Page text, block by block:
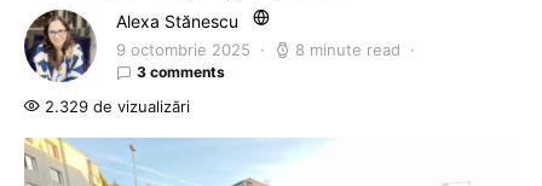
Alexa Stănescu
9 octombrie 2025 8 minute read
3 comments
2.329 de vizualizări